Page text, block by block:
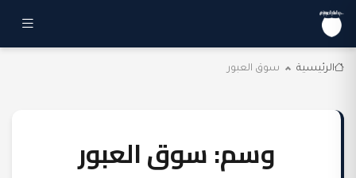
الرئيسية سوق العبور
وسم:سوق العبور